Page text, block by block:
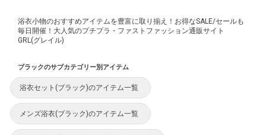
浴衣小物のおすすめアイテムを豊富に取り揃え！お得なSALE/セールも
毎日開催！大人気のプチプラ・ファストファッション通販サイト
GRL(グレイル)
ブラックのサブカテゴリー別アイテム
浴衣セット(ブラック)のアイテム一覧
メンズ浴衣(ブラック)のアイテム一覧